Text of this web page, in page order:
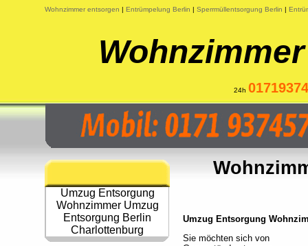
Wohnzimmer entsorgen | Entrümpelung Berlin | Sperrmüllentsorgung Berlin |
24h
Umzug Entsorgung
Wohnzimmer Umzug
Entsorgung Berlin
Charlottenburg
Umzug Entsorgung
Sie möchten sich von